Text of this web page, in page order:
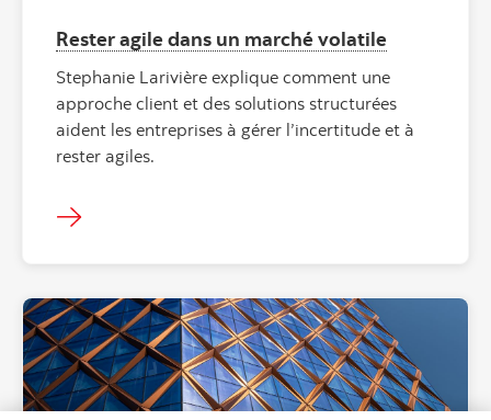
Rester agile dans un marché volatile
Stephanie Larivière explique comment une
approche client et des solutions structurées
aident les entreprises à gérer l’incertitude et à
rester agiles.